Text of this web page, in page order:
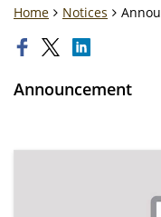
Home Notices
Announcement